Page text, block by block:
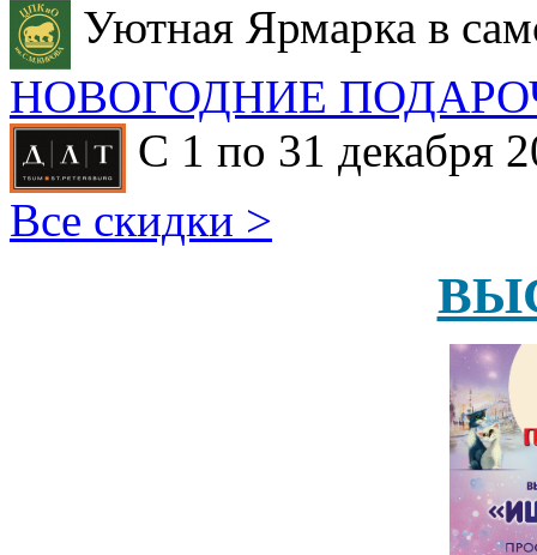
Уютная Ярмарка в
НОВОГОДНИЕ
С 1 по 31 декабря
Все скидки >